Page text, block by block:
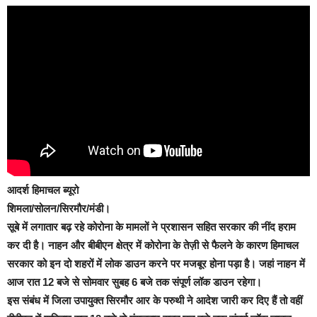
आदर्श हिमाचल ब्यूरो
शिमला/सोलन/सिरमौर/मंडी।
सूबे में लगातार बढ़ रहे कोरोना के मामलों ने प्रशासन सहित सरकार की नींद हराम
कर दी है। नाहन और बीबीएन क्षेत्र में कोरोना के तेज़ी से फैलने के कारण हिमाचल
सरकार को इन दो शहरों में लोक डाउन करने पर मजबूर होना पड़ा है। जहां नाहन में
आज रात 12 बजे से सोमवार सुबह 6 बजे तक संपूर्ण लॉक डाउन रहेगा।
इस संबंध में जिला उपायुक्त सिरमौर आर के परुथी ने आदेश जारी कर दिए हैं तो वहीं